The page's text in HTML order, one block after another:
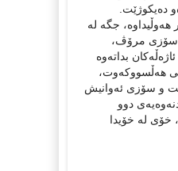
دەیکوژێت.
هەوڵیداوە، جگە لە
مرۆڤ،
بداتەوە
هەڵسووکەوت،
و سۆزی ئەوانیش
دوو
خۆی لە خۆیدا